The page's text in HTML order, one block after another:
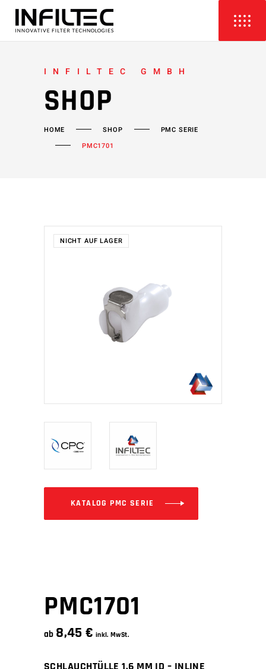
INFILTEC GMBH
SHOP
HOME SHOP
PMC SERIE
PMC1701
NICHT AUF LAGER
KATALOG PMC SERIE
PMC1701
ab 8,45 € inkl. MwSt.